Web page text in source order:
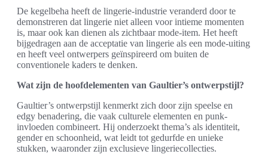
De kegelbeha heeft de lingerie-industrie veranderd door te
demonstreren dat lingerie niet alleen voor intieme momenten
is, maar ook kan dienen als zichtbaar mode-item. Het heeft
bijgedragen aan de acceptatie van lingerie als een mode-uiting
en heeft veel ontwerpers geïnspireerd om buiten de
conventionele kaders te denken.
Wat zijn de hoofdelementen van Gaultier’s ontwerpstijl?
Gaultier’s ontwerpstijl kenmerkt zich door zijn speelse en
edgy benadering, die vaak culturele elementen en punk-
invloeden combineert. Hij onderzoekt thema’s als identiteit,
gender en schoonheid, wat leidt tot gedurfde en unieke
stukken, waaronder zijn exclusieve lingeriecollecties.